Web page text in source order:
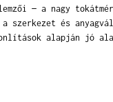
— a nagy
szerkezet és
alapján jó